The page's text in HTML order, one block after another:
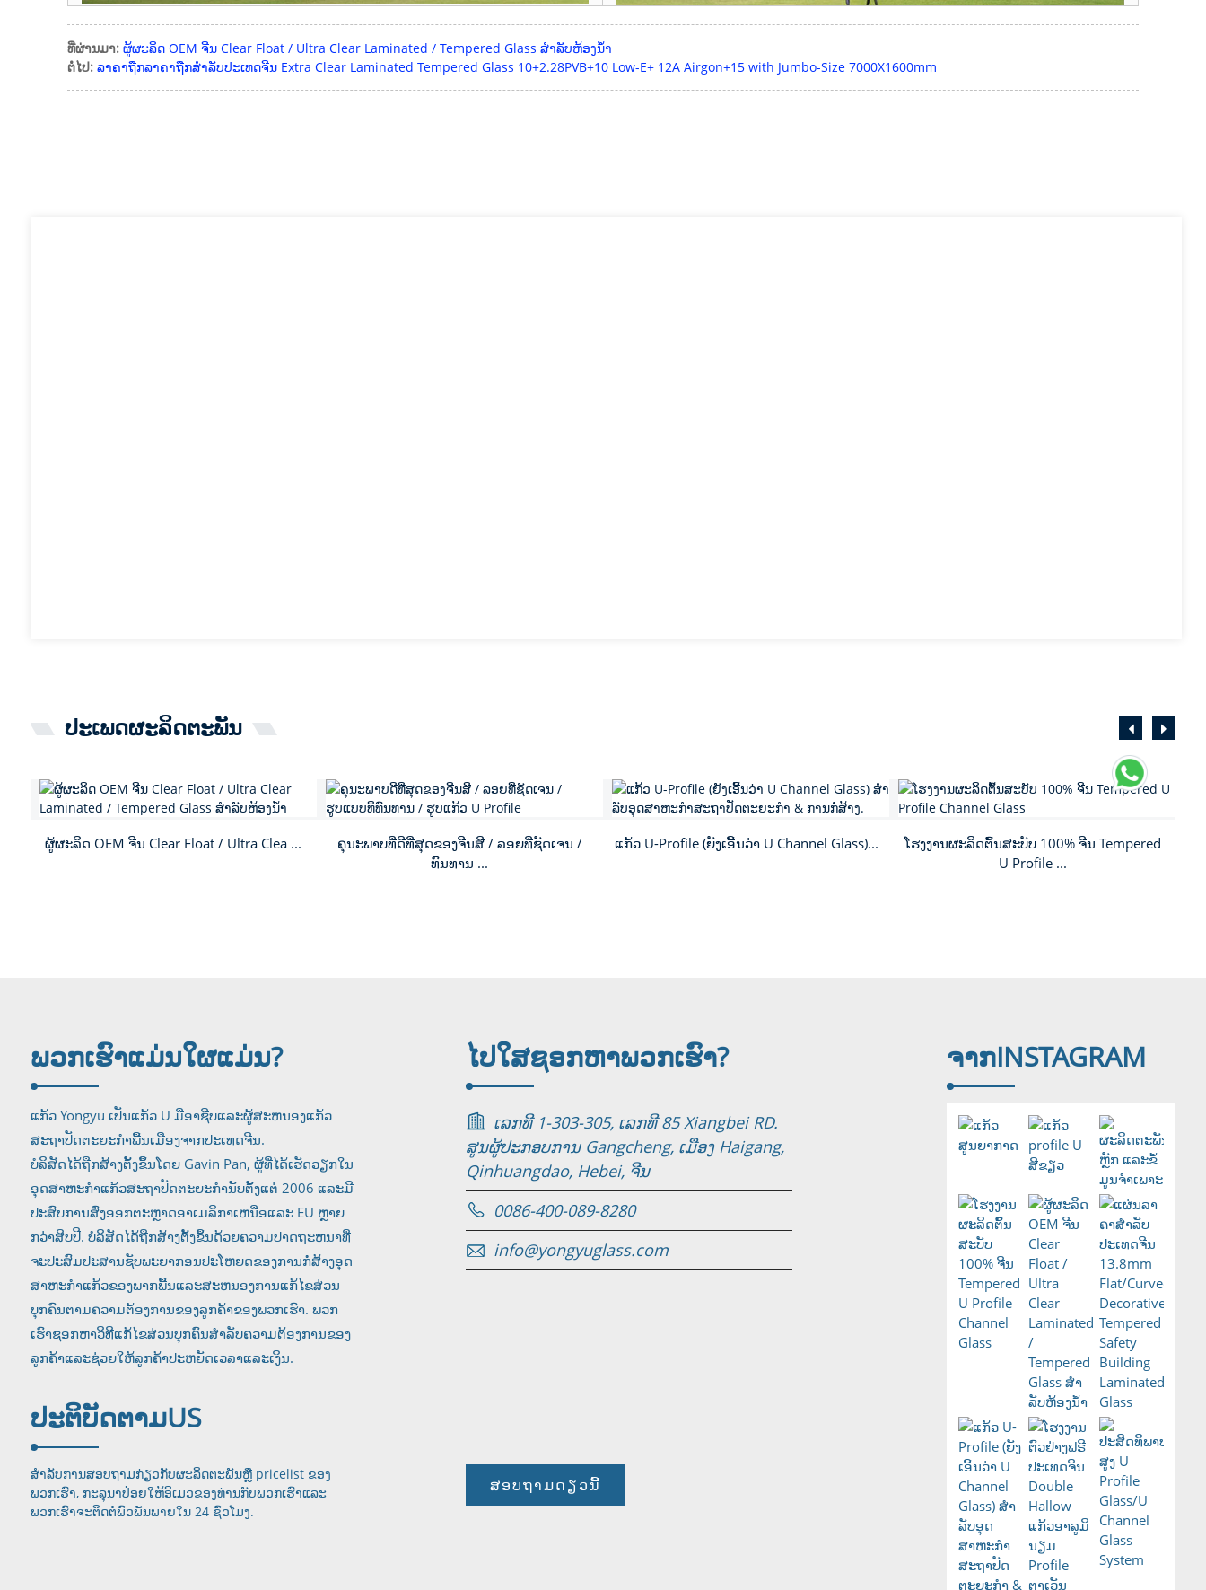
ທີ່ຜ່ານມາ: ຜູ້ຜະລິດ OEM ຈີນ Clear Float / Ultra Clear Laminated / Tempered Glass ສໍາລັບຫ້ອງນ້ໍາ
ຕໍ່ໄປ: ລາ​ຄາ​ຖືກ​ລາ​ຄາ​ຖືກ​ສໍາ​ລັບ​ປະ​ເທດ​ຈີນ Extra Clear Laminated Tempered Glass 10+2.28PVB+10 Low-E+ 12A Airgon+15 with Jumbo-Size 7000X1600mm
ປະເພດຜະລິດຕະພັນ
ຜູ້ຜະລິດ OEM ຈີນ Clear Float / Ultra Clea ...
ຄຸນະພາບທີ່ດີທີ່ສຸດຂອງຈີນສີ / ລອຍທີ່ຊັດເຈນ /
ທົນທານ ...
ແກ້ວ U-Profile (ຍັງເອີ້ນວ່າ U Channel Glass)...
ໂຮງງານຜະລິດຕົ້ນສະບັບ 100% ຈີນ Tempered
U Profile ...
ພວກເຮົາແມ່ນໃຜແມ່ນ?
ແກ້ວ Yongyu ເປັນແກ້ວ U ມືອາຊີບແລະຜູ້ສະຫນອງແກ້ວ
ສະຖາປັດຕະຍະກໍາພື້ນເມືອງຈາກປະເທດຈີນ.
ບໍລິສັດໄດ້ຖືກສ້າງຕັ້ງຂຶ້ນໂດຍ Gavin Pan, ຜູ້ທີ່ໄດ້ເຮັດວຽກໃນ
ອຸດສາຫະກໍາແກ້ວສະຖາປັດຕະຍະກໍານັບຕັ້ງແຕ່ 2006 ແລະມີ
ປະສົບການສົ່ງອອກຕະຫຼາດອາເມລິກາເຫນືອແລະ EU ຫຼາຍ
ກວ່າສິບປີ. ບໍລິສັດໄດ້ຖືກສ້າງຕັ້ງຂຶ້ນດ້ວຍຄວາມປາດຖະຫນາທີ່
ຈະປະສົມປະສານຊັບພະຍາກອນປະໂຫຍດຂອງການກໍ່ສ້າງອຸດ
ສາຫະກໍາແກ້ວຂອງພາກພື້ນແລະສະຫນອງການແກ້ໄຂສ່ວນ
ບຸກຄົນຕາມຄວາມຕ້ອງການຂອງລູກຄ້າຂອງພວກເຮົາ. ພວກ
ເຮົາຊອກຫາວິທີແກ້ໄຂສ່ວນບຸກຄົນສໍາລັບຄວາມຕ້ອງການຂອງ
ລູກຄ້າແລະຊ່ວຍໃຫ້ລູກຄ້າປະຫຍັດເວລາແລະເງິນ.
ໄປໃສຊອກ​ຫາ​ພວກ​ເຮົາ​?
ເລກທີ 1-303-305, ເລກທີ 85 Xiangbei RD.
ສູນຜູ້ປະກອບການ Gangcheng, ເມືອງ Haigang,
Qinhuangdao, Hebei, ຈີນ
0086-400-089-8280
info@yongyuglass.com
ປະຕິບັດຕາມUS
ສໍາ​ລັບ​ການ​ສອບ​ຖາມ​ກ່ຽວ​ກັບ​ຜະ​ລິດ​ຕະ​ພັນ​ຫຼື pricelist ຂອງ​
ພວກ​ເຮົາ​, ກະ​ລຸ​ນາ​ປ່ອຍ​ໃຫ້​ອີ​ເມວ​ຂອງ​ທ່ານ​ກັບ​ພວກ​ເຮົາ​ແລະ​
ພວກ​ເຮົາ​ຈະ​ຕິດ​ຕໍ່​ພົວ​ພັນ​ພາຍໃນ 24 ຊົ່ວໂມງ.
ສອບຖາມດຽວນີ້
ຈາກINSTAGRAM